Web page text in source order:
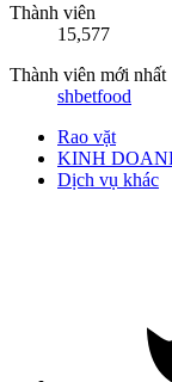
Thành viên
15,577
Thành viên mới nhất
shbetfood
Rao vặt
KINH
Dịch vụ khác